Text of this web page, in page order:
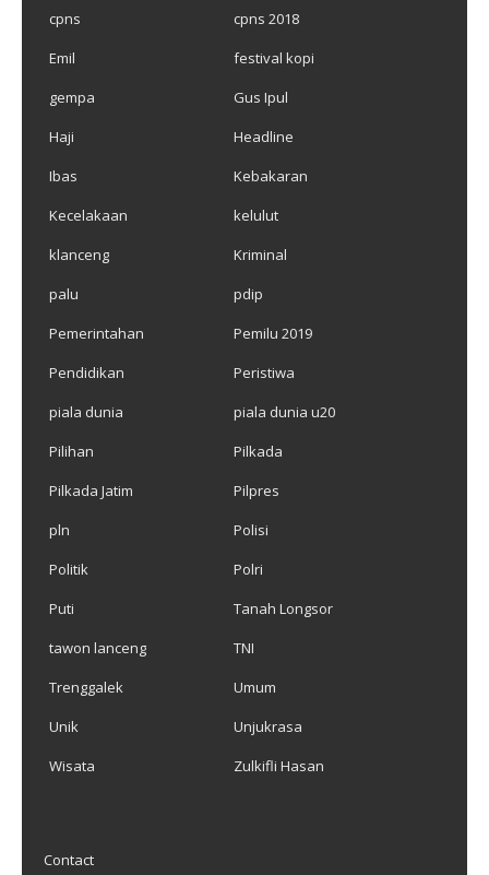
cpns
cpns 2018
Emil
festival kopi
gempa
Gus Ipul
Haji
Headline
Ibas
Kebakaran
Kecelakaan
kelulut
klanceng
Kriminal
palu
pdip
Pemerintahan
Pemilu 2019
Pendidikan
Peristiwa
piala dunia
piala dunia u20
Pilihan
Pilkada
Pilkada Jatim
Pilpres
pln
Polisi
Politik
Polri
Puti
Tanah Longsor
tawon lanceng
TNI
Trenggalek
Umum
Unik
Unjukrasa
Wisata
Zulkifli Hasan
Contact